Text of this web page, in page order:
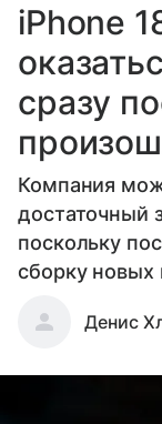
iPhone
сразу
Компания
достаточный
поскольку
сборку
Денис